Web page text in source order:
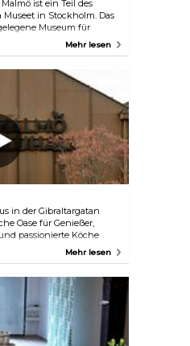
und das reiche
ist ein Teil des
in Stockholm. Das
Museum für
eine breite Palette
Jahr 1900, bietet bereits
für sich.
Mehr lesen
in der Gibraltargatan
Oase für Genießer,
passionierte Köche
Abendessen oder Kaffee.
exquisites
Mehr lesen